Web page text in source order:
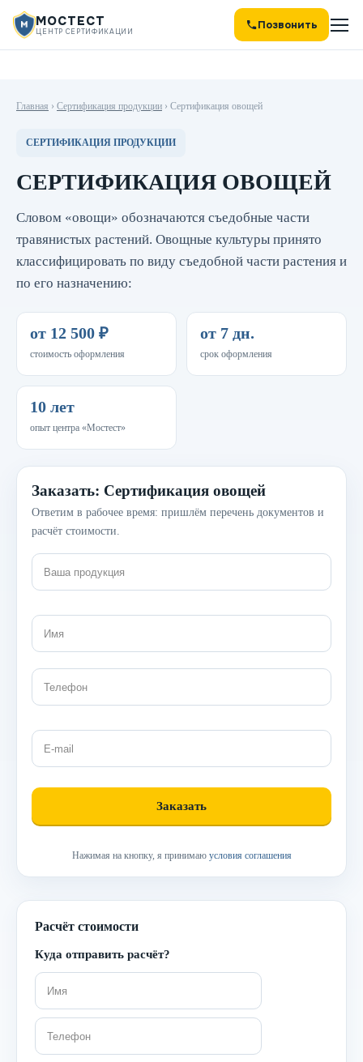
МОСТЕСТ
ЦЕНТР СЕРТИФИКАЦИИ Позвонить
Главная › Сертификация продукции › Сертификация овощей
СЕРТИФИКАЦИЯ ПРОДУКЦИИ
СЕРТИФИКАЦИЯ ОВОЩЕЙ
Словом «овощи» обозначаются съедобные части
травянистых растений. Овощные культуры принято
классифицировать по виду съедобной части растения и
по его назначению:
от 12 500 ₽
стоимость оформления
от 7 дн.
срок оформления
10 лет
опыт центра «Мостест»
Заказать: Сертификация овощей
Ответим в рабочее время: пришлём перечень документов и
расчёт стоимости.
Нажимая на кнопку, я принимаю условия соглашения
Расчёт стоимости
Куда отправить расчёт?